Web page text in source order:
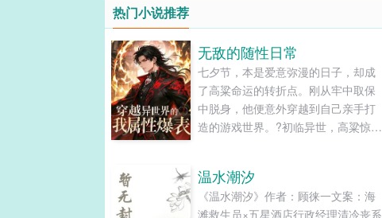
热门小说推荐
无敌的随性日常
七夕节，本是爱意弥漫的日子，却成
了高粱命运的转折点。刚从牢中取保
中脱身，他便意外穿越到自己亲手打
造的游戏世界。?初临异世，高粱惊喜
需一巴掌，敌人便化作血雾消散。学
会鉴定技能后，更是震惊不已——力
温水潮汐
《温水潮汐》作者：顾徕一文案：海
滩救生员×五星酒店行政经理清冷丧系